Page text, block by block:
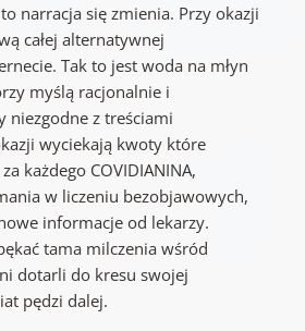
narracja się zmienia. Przy okazji
całej alternatywnej
Tak to jest woda na młyn
myślą racjonalnie i
niezgodne z treściami
wyciekają kwoty które
każdego COVIDIANINA,
w liczeniu bezobjawowych,
informacje od lekarzy.
tama milczenia wśród
dotarli do kresu swojej
pędzi dalej.